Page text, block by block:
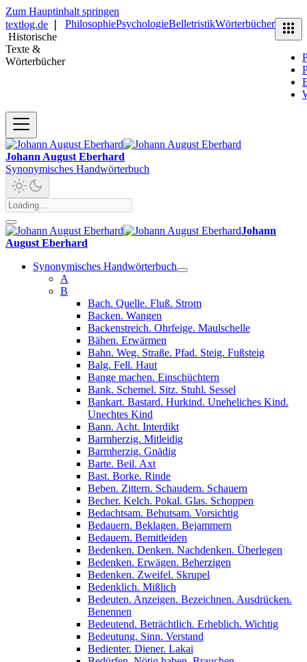
Zum Hauptinhalt springen
textlog.de
Historische
Texte &
Wörterbücher
PhilosophiePsychologieBelletristikWörterbücher
Johann August Eberhard
Synonymisches Handwörterbuch
Johann
August Eberhard
Synonymisches Handwörterbuch
A
B
Bach. Quelle. Fluß. Strom
Backen. Wangen
Backenstreich. Ohrfeige. Maulschelle
Bähen. Erwärmen
Bahn. Weg. Straße. Pfad. Steig. Fußsteig
Balg. Fell. Haut
Bange machen. Einschüchtern
Bank. Schemel. Sitz. Stuhl. Sessel
Bankart. Bastard. Hurkind. Uneheliches Kind.
Unechtes Kind
Bann. Acht. Interdikt
Barmherzig. Mitleidig
Barmherzig. Gnädig
Barte. Beil. Axt
Bast. Borke. Rinde
Beben. Zittern. Schaudern. Schauern
Becher. Kelch. Pokal. Glas. Schoppen
Bedachtsam. Behutsam. Vorsichtig
Bedauern. Beklagen. Bejammern
Bedauern. Bemitleiden
Bedenken. Denken. Nachdenken. Überlegen
Bedenken. Erwägen. Beherzigen
Bedenken. Zweifel. Skrupel
Bedenklich. Mißlich
Bedeuten. Anzeigen. Bezeichnen. Ausdrücken.
Benennen
Bedeutend. Beträchtlich. Erheblich. Wichtig
Bedeutung. Sinn. Verstand
Bedienter. Diener. Lakai